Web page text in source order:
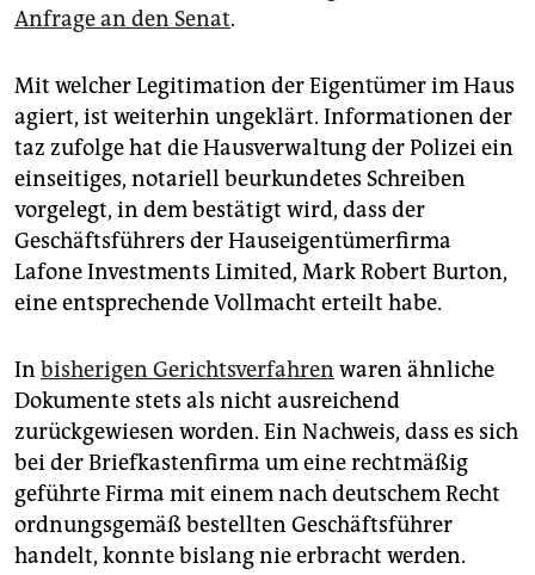
Anfrage an den Senat.
Mit welcher Legitimation der Eigentümer im Haus
agiert, ist weiterhin ungeklärt. Informationen der
taz zufolge hat die Hausverwaltung der Polizei ein
einseitiges, notariell beurkundetes Schreiben
vorgelegt, in dem bestätigt wird, dass der
Geschäftsführers der Hauseigentümerfirma
Lafone Investments Limited, Mark Robert Burton,
eine entsprechende Vollmacht erteilt habe.
In bisherigen Gerichtsverfahren waren ähnliche
Dokumente stets als nicht ausreichend
zurückgewiesen worden. Ein Nachweis, dass es sich
bei der Briefkastenfirma um eine rechtmäßig
geführte Firma mit einem nach deutschem Recht
ordnungsgemäß bestellten Geschäftsführer
handelt, konnte bislang nie erbracht werden.